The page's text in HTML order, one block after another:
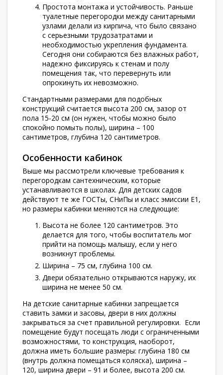
Простота монтажа и устойчивость. Раньше
туалетные перегородки между санитарными
узлами делали из кирпича, что было связано
с серьезными трудозатратами и
необходимостью укрепления фундамента.
Сегодня они собираются без влажных работ,
надежно фиксируясь к стенам и полу
помещения так, что перевернуть или
опрокинуть их невозможно.
Стандартными размерами для подобных
конструкций считается высота 200 см, зазор от
пола 15-20 см (он нужен, чтобы можно было
спокойно помыть полы), ширина – 100
сантиметров, глубина 120 сантиметров.
Особенности кабинок
Выше мы рассмотрели ключевые требования к
перегородкам сантехническим, которые
устанавливаются в школах. Для детских садов
действуют те же ГОСТы, СНиПы и класс эмиссии Е1,
но размеры кабинки меняются на следующие:
Высота не более 120 сантиметров. Это
делается для того, чтобы воспитатель мог
прийти на помощь малышу, если у него
возникнут проблемы.
Ширина – 75 см, глубина 100 см.
Двери обязательно открываются наружу, их
ширина не менее 50 см.
На детские санитарные кабинки запрещается
ставить замки и засовы, двери в них должны
закрываться за счет правильной регулировки. Если
помещение будут посещать люди с ограниченными
возможностями, то конструкция, наоборот,
должна иметь большие размеры: глубина 180 см
(внутрь должна помещаться коляска), ширина –
120, ширина двери – 91 и более, высота 200 см.